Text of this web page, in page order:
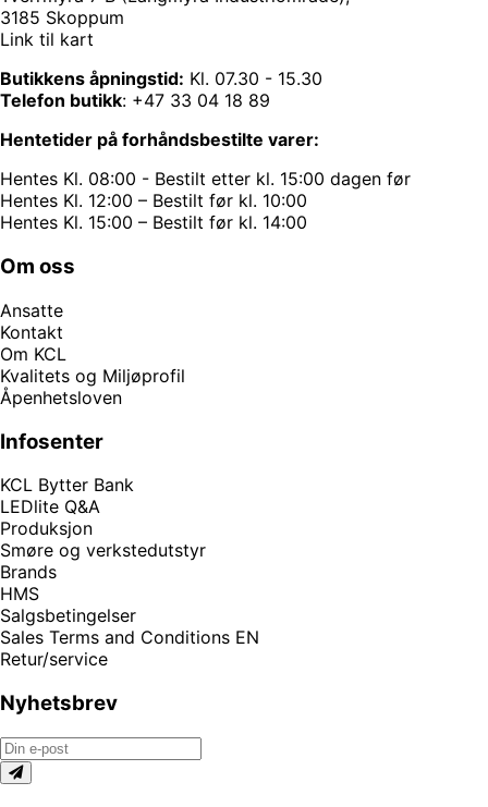
3185 Skoppum
Link til kart
Butikkens åpningstid: Kl. 07.30 - 15.30
Telefon butikk: +47 33 04 18 89
Hentetider på forhåndsbestilte varer:
Hentes Kl. 08:00 - Bestilt etter kl. 15:00 dagen før
Hentes Kl. 12:00 – Bestilt før kl. 10:00
Hentes Kl. 15:00 – Bestilt før kl. 14:00
Om oss
Ansatte
Kontakt
Om KCL
Kvalitets og Miljøprofil
Åpenhetsloven
Infosenter
KCL Bytter Bank
LEDlite Q&A
Produksjon
Smøre og verkstedutstyr
Brands
HMS
Salgsbetingelser
Sales Terms and Conditions EN
Retur/service
Nyhetsbrev